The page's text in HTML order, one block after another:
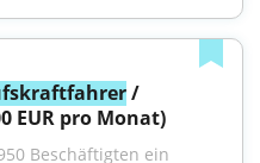
/
EUR pro Monat)
Beschäftigten ein